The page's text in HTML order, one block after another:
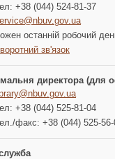
+38 (044) 524-81-37
останній робочий
зв'язок
директора (для
+38 (044) 525-81-04
факс: +38 (044) 525-56-